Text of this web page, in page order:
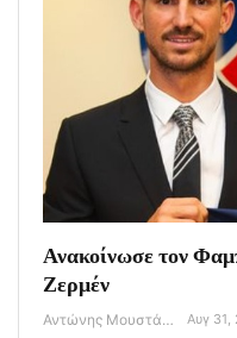
Ανακοίνωσε τον
Ζερμέν
Αντώνης Μουστάκας Αυγ 31,